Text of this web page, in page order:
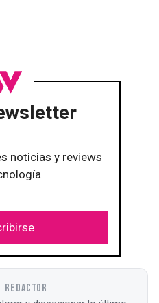
noticias y reviews
REDACTOR